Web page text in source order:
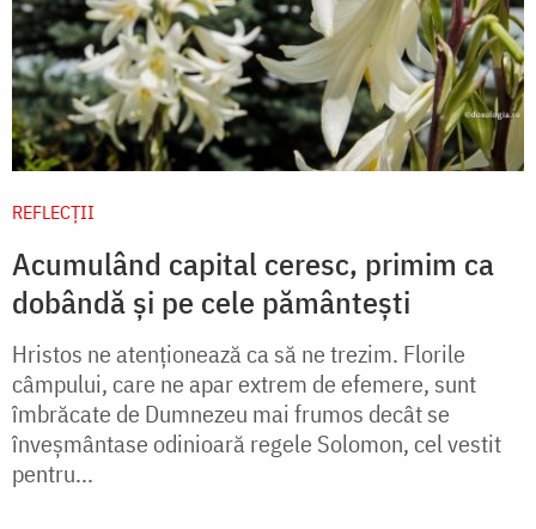
REFLECȚII
Acumulând capital ceresc, primim ca
dobândă și pe cele pământești
Hristos ne atenționează ca să ne trezim. Florile
câmpului, care ne apar extrem de efemere, sunt
îmbrăcate de Dumnezeu mai frumos decât se
înveșmântase odinioară regele Solomon, cel vestit
pentru...